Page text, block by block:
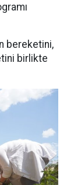
bereketini,
birlikte